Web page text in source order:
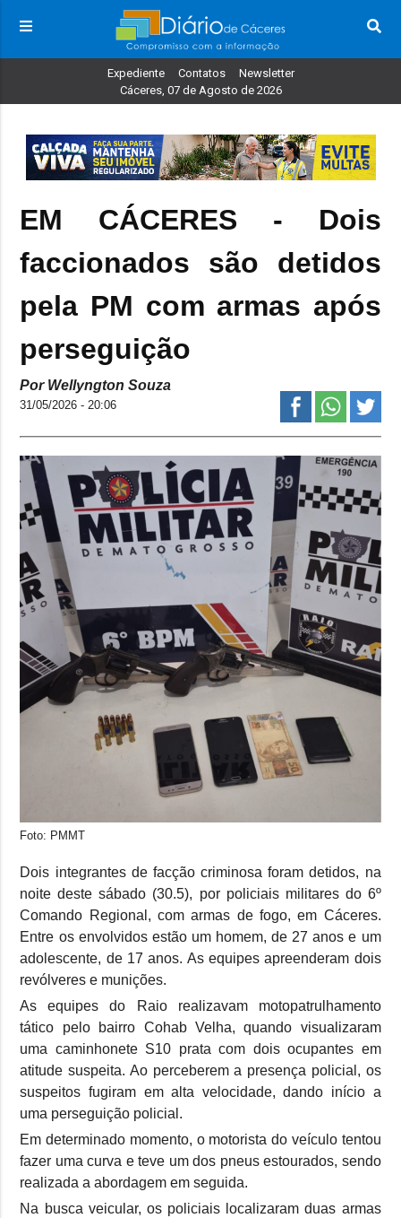
Expediente Contatos
Newsletter
Cáceres, 07 de Agosto de 2026
EM CÁCERES - Dois
faccionados são detidos
pela PM com armas após
perseguição
Por Wellyngton Souza
31/05/2026 - 20:06
Foto: PMMT
Dois integrantes de facção criminosa foram detidos, na
noite deste sábado (30.5), por policiais militares do 6º
Comando Regional, com armas de fogo, em Cáceres.
Entre os envolvidos estão um homem, de 27 anos e um
adolescente, de 17 anos. As equipes apreenderam dois
revólveres e munições.
As equipes do Raio realizavam motopatrulhamento
tático pelo bairro Cohab Velha, quando visualizaram
uma caminhonete S10 prata com dois ocupantes em
atitude suspeita. Ao perceberem a presença policial, os
suspeitos fugiram em alta velocidade, dando início a
uma perseguição policial.
Em determinado momento, o motorista do veículo tentou
fazer uma curva e teve um dos pneus estourados, sendo
realizada a abordagem em seguida.
Na busca veicular, os policiais localizaram duas armas